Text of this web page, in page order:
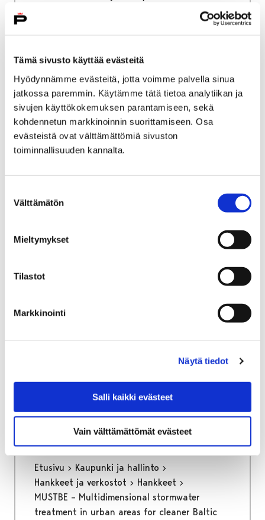
Tämä sivusto käyttää evästeitä
Hyödynnämme evästeitä, jotta voimme palvella sinua
jatkossa paremmin. Käytämme tätä tietoa analytiikan ja
sivujen käyttökokemuksen parantamiseen, sekä
kohdennetun markkinoinnin suorittamiseen. Osa
evästeistä ovat välttämättömiä sivuston
toiminnallisuuden kannalta.
valinta
Välttämätön
Mieltymykset
Tilastot
Markkinointi
Näytä tiedot
Salli kaikki evästeet
Vain välttämättömät evästeet
täyskustannushinnat
Perusturvan vieraskunta-
ja täyskustannushinnat
Luvat ja valvonta
Ympäristöluvat ja valvonta
Ympäristöluvat ja
Etusivu
Kasvatus ja koulutus
Yhteystiedot
Yhteystiedot
Etusivu
Kaupunki ja hallinto
Hankkeet ja verkostot
Hankkeet
MUSTBE – Multidimensional stormwater
treatment in urban areas for cleaner Baltic